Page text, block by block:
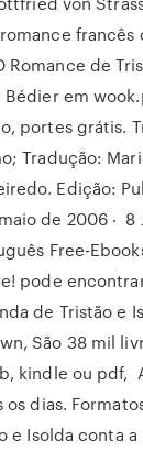
francês
Romance de
Bédier em
portes grátis.
Tradução:
Edição:
de 2006 ‧ 8
Free-
pode
de Tristão e
São 38 mil
kindle ou pdf,
dias.
e Isolda conta